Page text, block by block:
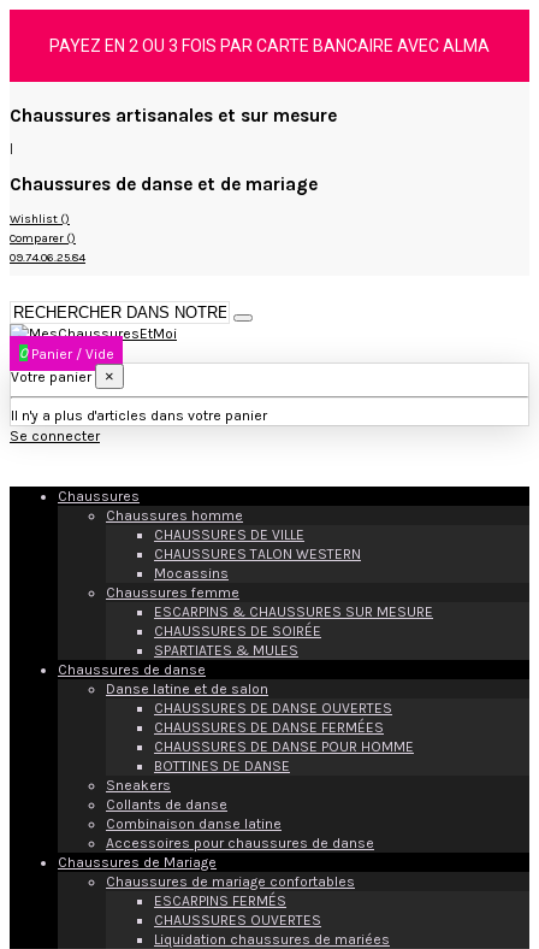
PAYEZ EN 2 OU 3 FOIS PAR CARTE BANCAIRE AVEC ALMA
Chaussures artisanales et sur mesure
Chaussures de danse et de mariage
Wishlist ()
Comparer ()
09.74.06.25.84
0 Panier / Vide
Votre panier
×
Il n'y a plus d'articles dans votre panier
Se connecter
Chaussures
Chaussures homme
CHAUSSURES DE VILLE
CHAUSSURES TALON WESTERN
Mocassins
Chaussures femme
ESCARPINS & CHAUSSURES SUR MESURE
CHAUSSURES DE SOIRÉE
SPARTIATES & MULES
Chaussures de danse
Danse latine et de salon
CHAUSSURES DE DANSE OUVERTES
CHAUSSURES DE DANSE FERMÉES
CHAUSSURES DE DANSE POUR HOMME
BOTTINES DE DANSE
Sneakers
Collants de danse
Combinaison danse latine
Accessoires pour chaussures de danse
Chaussures de Mariage
Chaussures de mariage confortables
ESCARPINS FERMÉS
CHAUSSURES OUVERTES
Liquidation chaussures de mariées